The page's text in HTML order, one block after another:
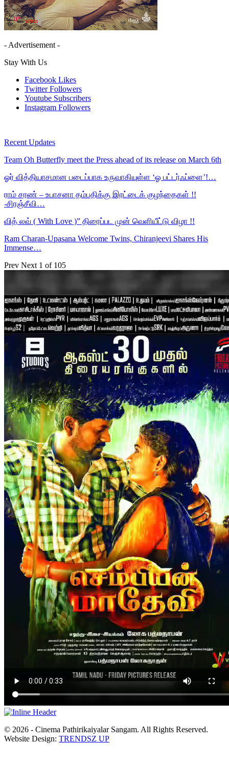
- Advertisement -
Stay With Us
Facebook Likes
Twitter Followers
Youtube Subscribers
Instagram Followers
Recent Updates
Team Oh Butterfly meet the Press ahead of its release on March 6th
ஓர் வித்தியாசமான படைப்பாக உருவாகியுள்ள ‘ஓ பட்டர்ஃப்ளை’!…
ராம் சரண் – உபாசனா தம்பதிக்கு இரட்டைக் குழந்தைகள் !!
-சிரஞ்சீவி…
வித் லவ் ( With Love )” திரைப்பட முன் வெளியீட்டு விழா !!
Ram Charan-Upasana Welcome Twins, Chiranjeevi Shares His
Immense…
Prev Next 1 of 105
© 2026 - Cinema Pathirikaiyalar Sangam. All Rights Reserved.
Website Design: TRENDSZ UP